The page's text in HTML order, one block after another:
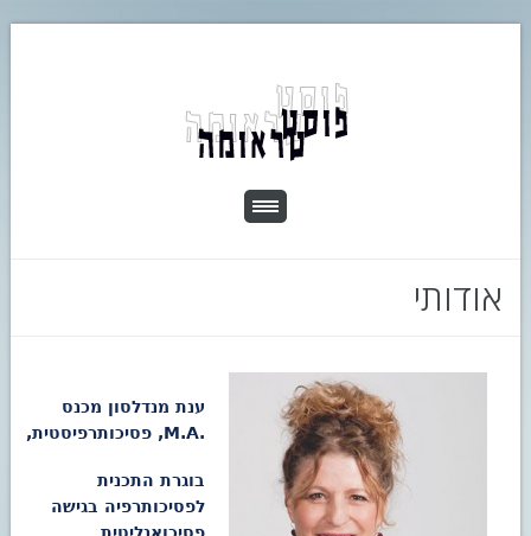
אודותי
ענת מנדלסון מכנס
.M.A, פסיכותרפיסטית,
בוגרת התכנית
לפסיכותרפיה בגישה